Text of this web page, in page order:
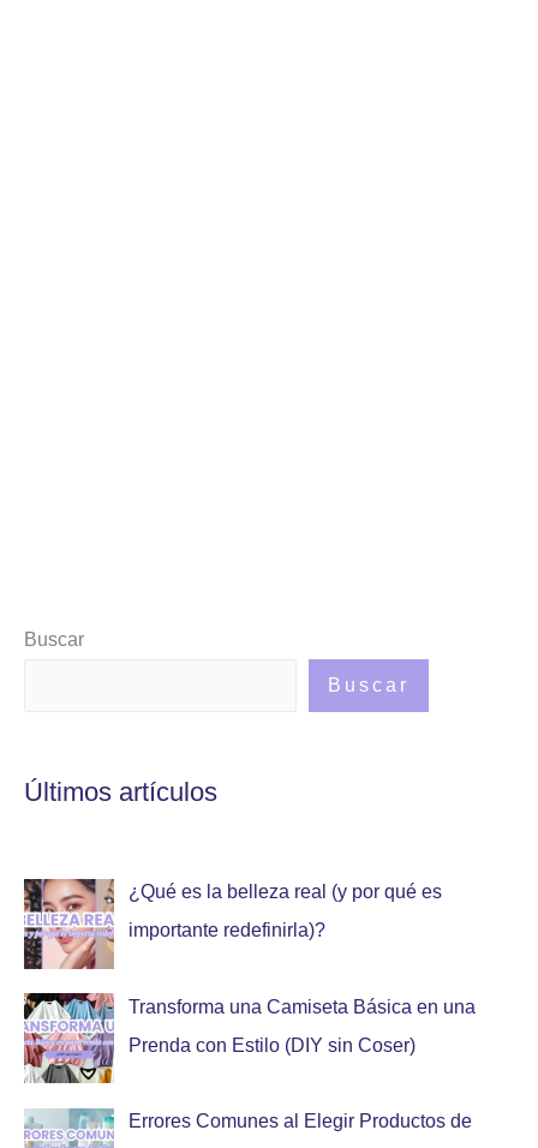
Buscar
Buscar
Últimos artículos
¿Qué es la belleza real (y por qué es
importante redefinirla)?
Transforma una Camiseta Básica en una
Prenda con Estilo (DIY sin Coser)
Errores Comunes al Elegir Productos de